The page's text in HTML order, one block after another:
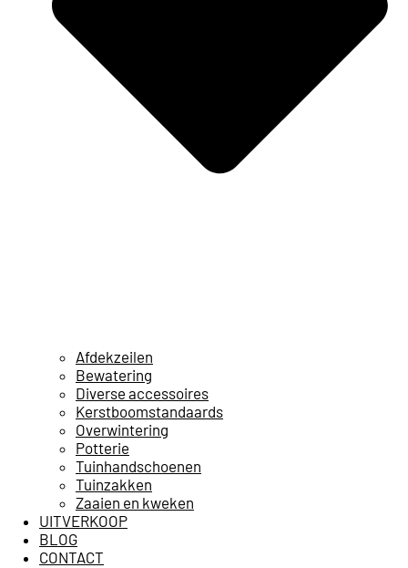
Afdekzeilen
Bewatering
Diverse accessoires
Kerstboomstandaards
Overwintering
Potterie
Tuinhandschoenen
Tuinzakken
Zaaien en kweken
UITVERKOOP
BLOG
CONTACT